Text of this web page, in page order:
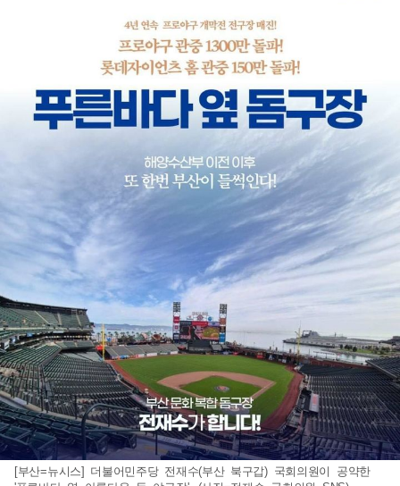
[부산=뉴시스] 더불어민주당 전재수(부산 북구갑) 국회의원이 공약한